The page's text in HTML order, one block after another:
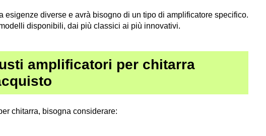
esigenze diverse e avrà bisogno di un tipo di amplificatore specifico.
disponibili, dai più classici ai più innovativi.
amplificatori per chitarra
chitarra, bisogna considerare: